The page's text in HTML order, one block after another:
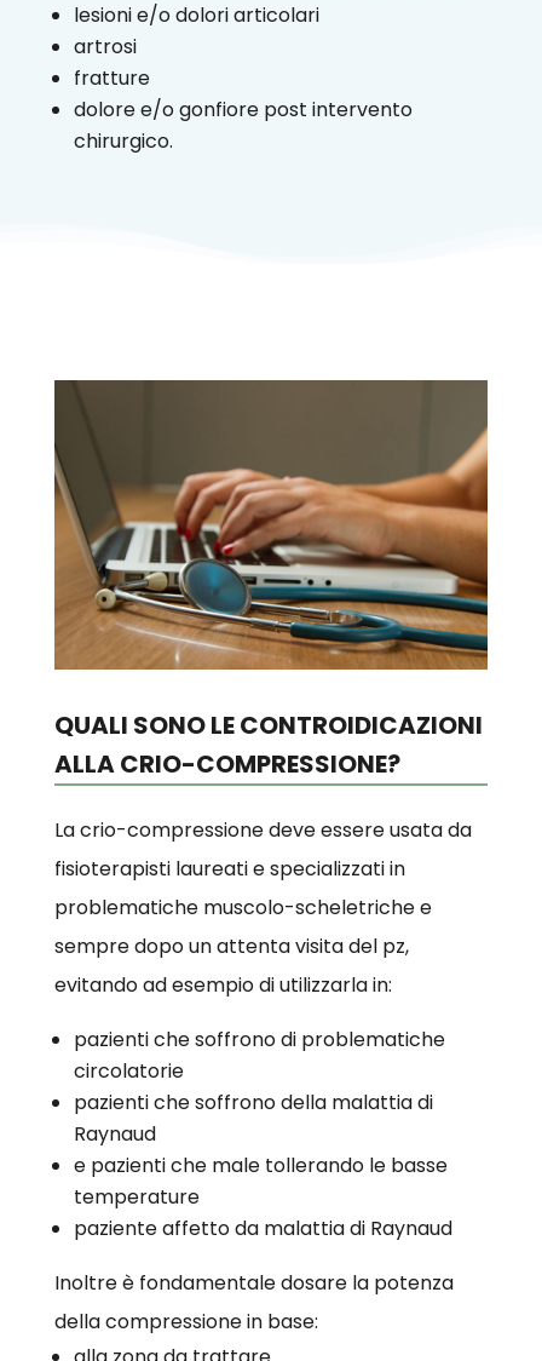
lesioni e/o dolori articolari
artrosi
fratture
dolore e/o gonfiore post intervento
chirurgico.
QUALI SONO LE CONTROIDICAZIONI
ALLA CRIO-COMPRESSIONE?
La crio-compressione deve essere usata da
fisioterapisti laureati e specializzati in
problematiche muscolo-scheletriche e
sempre dopo un attenta visita del pz,
evitando ad esempio di utilizzarla in:
pazienti che soffrono di problematiche
circolatorie
pazienti che soffrono della malattia di
Raynaud
e pazienti che male tollerando le basse
temperature
paziente affetto da malattia di Raynaud
Inoltre è fondamentale dosare la potenza
della compressione in base: